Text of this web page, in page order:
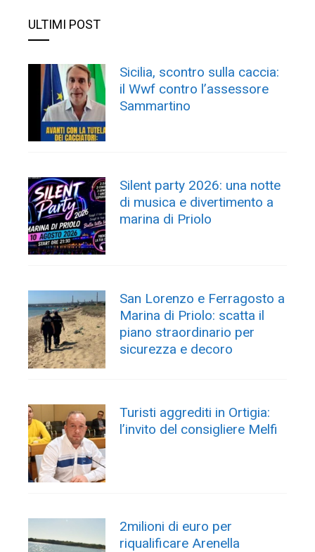
ULTIMI POST
Sicilia, scontro sulla caccia:
il Wwf contro l’assessore
Sammartino
Silent party 2026: una notte
di musica e divertimento a
marina di Priolo
San Lorenzo e Ferragosto a
Marina di Priolo: scatta il
piano straordinario per
sicurezza e decoro
Turisti aggrediti in Ortigia:
l’invito del consigliere Melfi
2milioni di euro per
riqualificare Arenella